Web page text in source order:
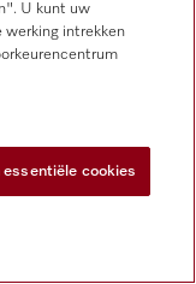
Melk
melkbereiding en
U kunt uw
intrekken
essentiële cookies